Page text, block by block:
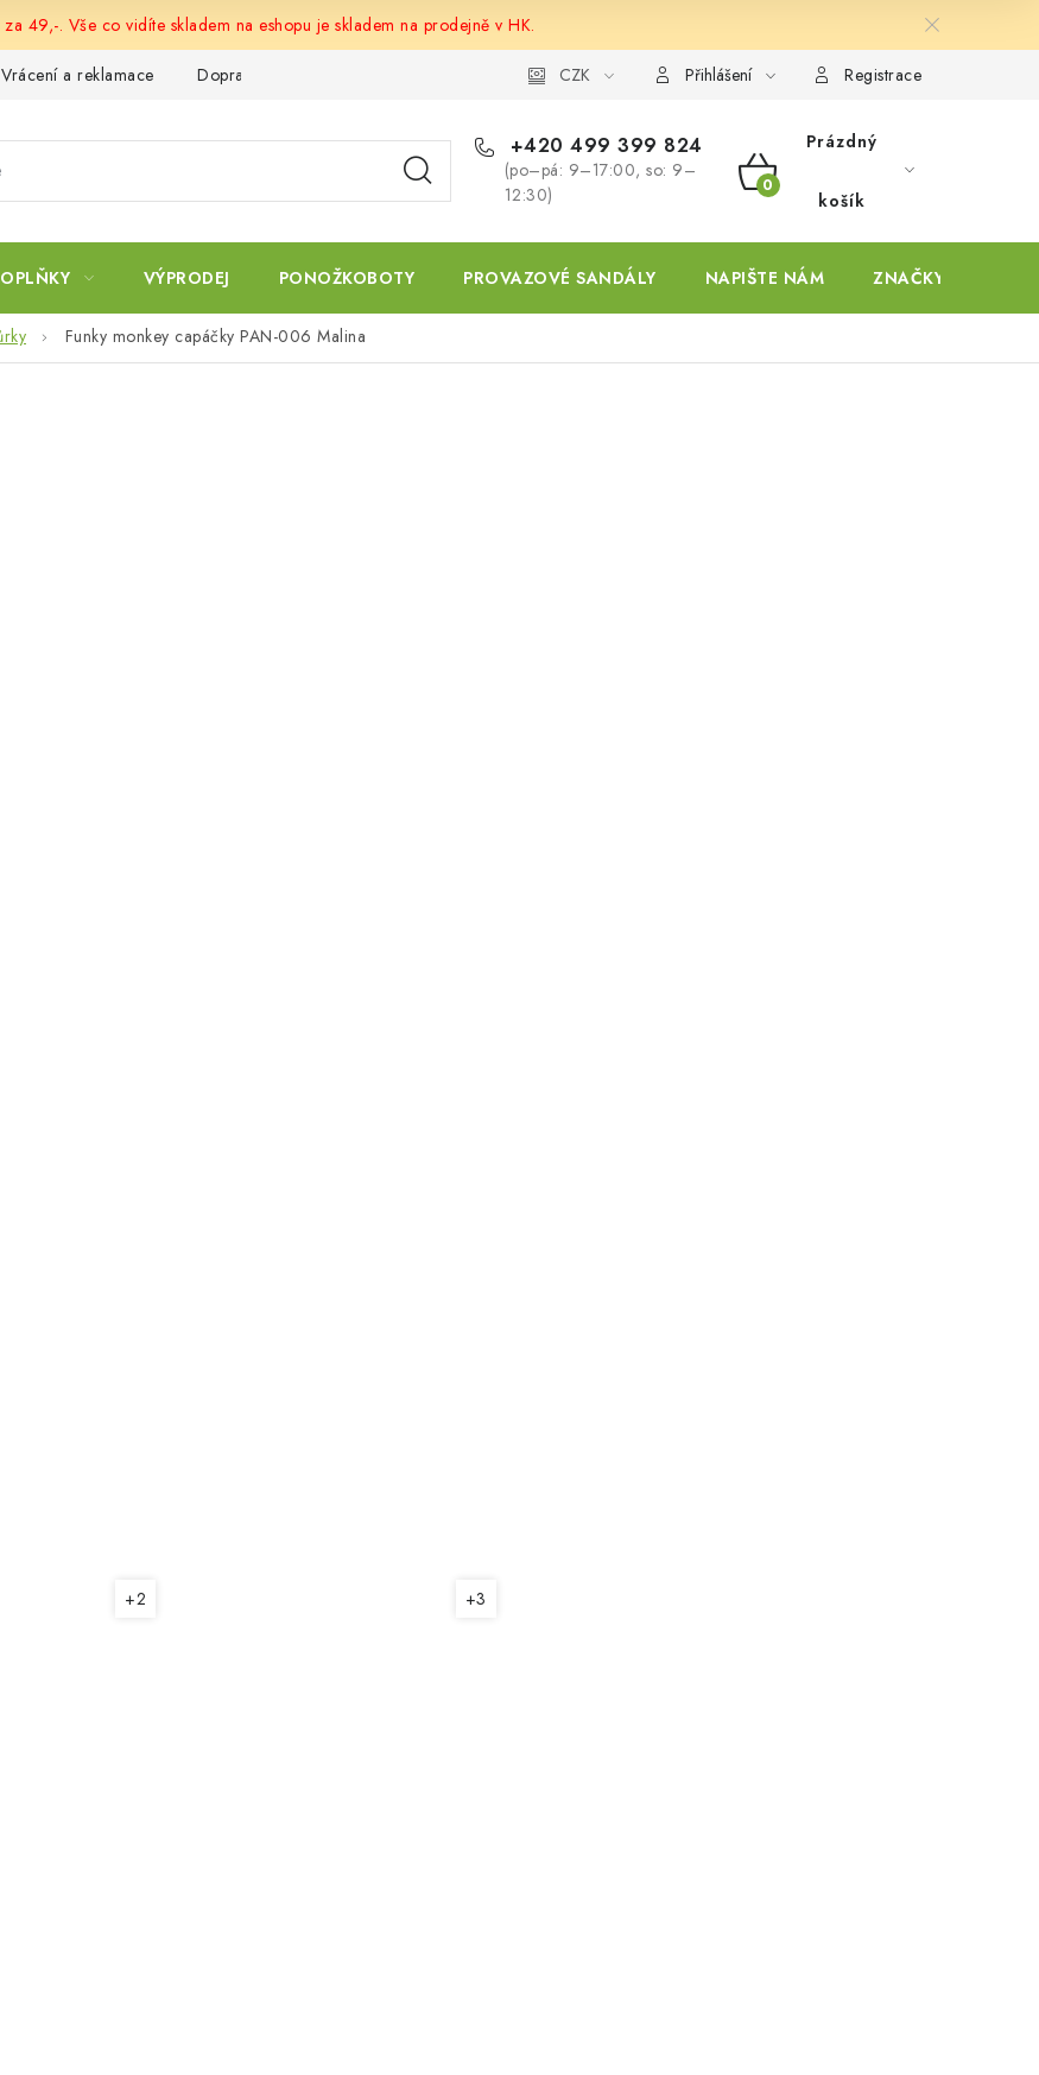
49,-. Vše co vidíte skladem na eshopu je skladem na prodejně v HK.
Vrácení a reklamace Doprava a platba CZK Přihlášení Registrace
+420 499 399 824
(po–pá: 9–17:00, so: 9–
12:30)
NÁKUPNÍ
KOŠÍK
Prázdný
košík
VÝPRODEJ PONOŽKOBOTY PROVAZOVÉ SANDÁLY NAPIŠTE NÁM ZNAČKY
Funky monkey capáčky PAN-006 Malina